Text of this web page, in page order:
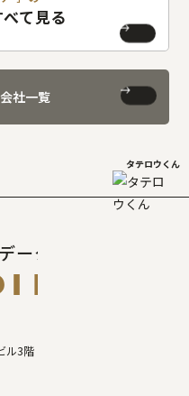
て見る
社一覧
タテロウくん
ータベース
ル3階